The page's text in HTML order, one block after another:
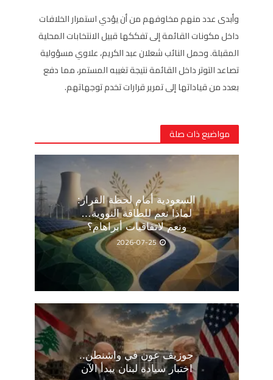
وأبدى عدد منهم مخاوفهم من أن يؤدي استمرار الخلافات
داخل مكونات القائمة إلى تفككها قبيل الانتخابات المحلية
المقبلة. وحمل النائب شعلان عبد الكريم، علاوي مسؤولية
تصاعد التوتر داخل القائمة نتيجة تغيبه المستمر، مما دفع
بعدد من قياداتها إلى تمرير قرارات تخدم توجهاتهم.
مواضيع ذات صلة
السعودية أمام لحظة القرار:
لماذا نعم للطاقة النووية…
ونعم لاتفاقيات أبراهام؟
2026-07-25
جوزيف عون في واشنطن..
اختبار سيادة لبنان يبدأ الآن